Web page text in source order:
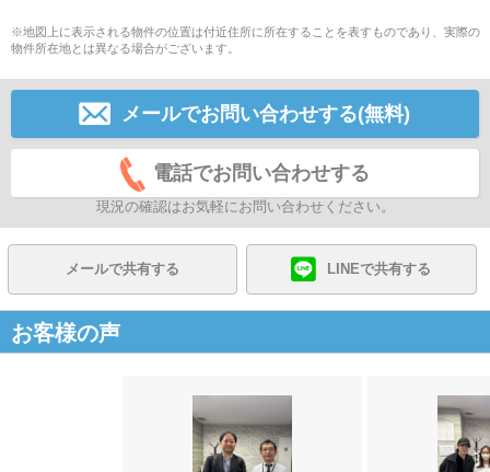
※地図上に表示される物件の位置は付近住所に所在することを表すものであり、実際の
物件所在地とは異なる場合がございます。
メールでお問い合わせする(無料)
電話でお問い合わせする
現況の確認はお気軽にお問い合わせください。
メールで共有する LINEで共有する
お客様の声